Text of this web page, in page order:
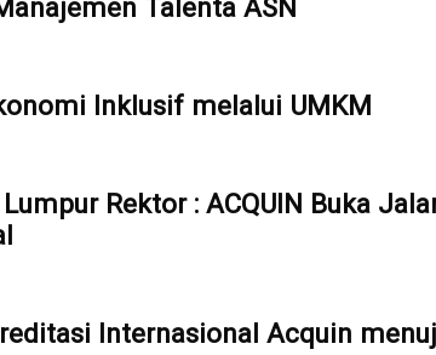
Talenta ASN
Inklusif melalui UMKM
Rektor : ACQUIN Buka
Internasional Acquin